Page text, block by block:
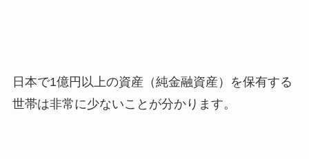
日本で1億円以上の資産（純金融資産）を保有する
世帯は非常に少ないことが分かります。